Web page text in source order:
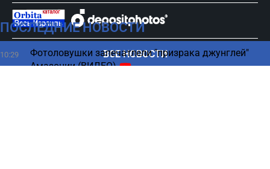
ПОСЛЕДНИЕ НОВОСТИ
10:29
Фотоловушки запечатлели "призрака джунглей"
Амазонии (ВИДЕО)
ВСЕ НОВОСТИ
сursorinfo.co.il © Все права защищены